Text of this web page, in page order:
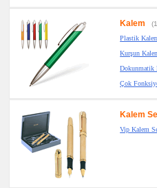
Kalem
Plastik
Kurşun
Dokunmatik
Çok
Kalem
Vip Kalem